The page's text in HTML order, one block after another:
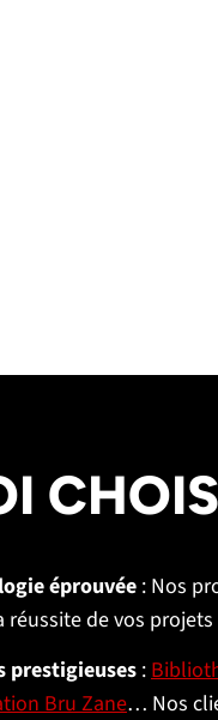
éprouvée : Nos
réussite de vos
prestigieuses :
Bru Zane… Nos